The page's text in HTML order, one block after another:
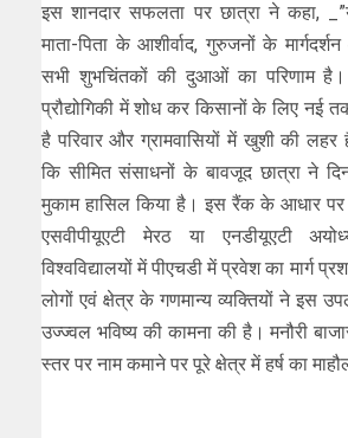
इस शानदार सफलता पर छात्रा ने कहा,
माता-पिता के आशीर्वाद, गुरुजनों के
सभी शुभचिंतकों की दुआओं का परिणाम है।
प्रौद्योगिकी में शोध कर किसानों के लिए नई
है परिवार और ग्रामवासियों में खुशी की लहर
कि सीमित संसाधनों के बावजूद छात्रा ने
मुकाम हासिल किया है। इस रैंक के आधार पर
एसवीपीयूएटी मेरठ या एनडीयूएटी
विश्वविद्यालयों में पीएचडी में प्रवेश का मार्ग
लोगों एवं क्षेत्र के गणमान्य व्यक्तियों ने इस
उज्ज्वल भविष्य की कामना की है। मनौरी
स्तर पर नाम कमाने पर पूरे क्षेत्र में हर्ष का